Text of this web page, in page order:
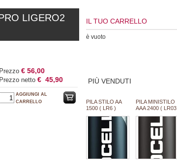
LIGERO2
Prezzo € 56,00
Prezzo netto € 45,90
AGGIUNGI AL
CARRELLO
IL TUO CARRELLO
è vuoto
PIÙ VENDUTI
PILA STILO AA
1500 ( LR6 )
PROCELL
DURACELL
INDUSTRIAL
"SFUSO/BULK"
(#68 111068)
*MINIMO 100
PILE *ESAURITO
PILA MINISTILO
AAA 2400 ( LR03
DURACELL
"SFUSO/BULK"
(#70 111070)
*MINIMO
100PILE/BOX